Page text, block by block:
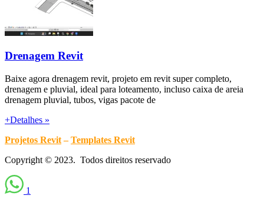
Drenagem Revit
Baixe agora drenagem revit, projeto em revit super completo,
drenagem e pluvial, ideal para loteamento, incluso caixa de areia
drenagem pluvial, tubos, vigas pacote de
+Detalhes »
Projetos Revit–Templates Revit
Copyright © 2023. Todos direitos reservado
1